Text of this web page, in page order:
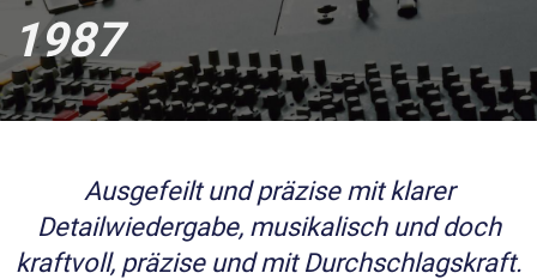
1987
Ausgefeilt und präzise mit klarer
Detailwiedergabe, musikalisch und doch
kraftvoll, präzise und mit Durchschlagskraft.